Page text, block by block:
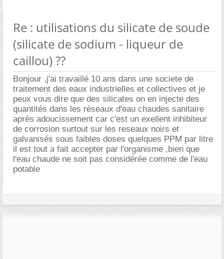
Re : utilisations du silicate de soude
(silicate de sodium - liqueur de
caillou) ??
Bonjour ,j'ai travaillé 10 ans dans une societe de
traitement des eaux industrielles et collectives et je
peux vous dire que des silicates on en injecte des
quantités dans les réseaux d'eau chaudes sanitaire
aprés adoucissement car c'est un exellent inhibiteur
de corrosion surtout sur les reseaux noirs et
galvanisés sous faibles doses quelques PPM par litre
il est tout a fait accepter par l'organisme ,bien que
l'eau chaude ne soit pas considérée comme de l'eau
potable